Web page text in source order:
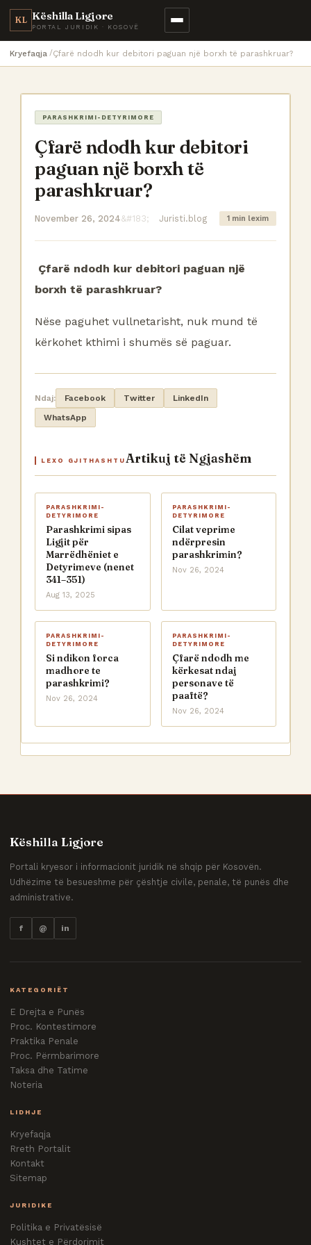
KL Këshilla Ligjore
PORTAL JURIDIK · KOSOVË
Kryefaqja Çfarë ndodh kur debitori paguan një borxh të parashkruar?
PARASHKRIMI-DETYRIMORE
Çfarë ndodh kur debitori
paguan një borxh të
parashkruar?
November 26, 2024 Juristi.blog 1 min lexim
Çfarë ndodh kur debitori paguan një
borxh të parashkruar?
Nëse paguhet vullnetarisht, nuk mund të
kërkohet kthimi i shumës së paguar.
Ndaj: Facebook Twitter
LinkedIn
WhatsApp
LEXO GJITHASHTU Artikuj të Ngjashëm
PARASHKRIMI-
DETYRIMORE
Parashkrimi sipas
Ligjit për
Marrëdhëniet e
Detyrimeve (nenet
341–351)
Aug 13, 2025
PARASHKRIMI-
DETYRIMORE
Cilat veprime
ndërpresin
parashkrimin?
Nov 26, 2024
PARASHKRIMI-
DETYRIMORE
Si ndikon forca
madhore te
parashkrimi?
Nov 26, 2024
PARASHKRIMI-
DETYRIMORE
Çfarë ndodh me
kërkesat ndaj
personave të
paaftë?
Nov 26, 2024
Këshilla Ligjore
Portali kryesor i informacionit juridik në shqip për Kosovën.
Udhëzime të besueshme për çështje civile, penale, të punës dhe
administrative.
f @ in
KATEGORIËT
E Drejta e Punës
Proc. Kontestimore
Praktika Penale
Proc. Përmbarimore
Taksa dhe Tatime
Noteria
LIDHJE
Kryefaqja
Rreth Portalit
Kontakt
Sitemap
JURIDIKE
Politika e Privatësisë
Kushtet e Përdorimit